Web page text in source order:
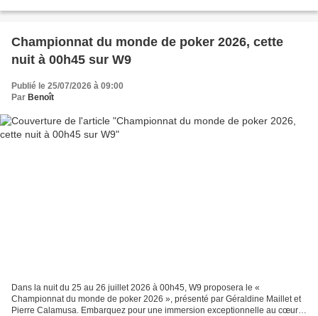
Championnat du monde de poker 2026, cette
nuit à 00h45 sur W9
Publié le 25/07/2026 à 09:00
Par Benoît
Dans la nuit du 25 au 26 juillet 2026 à 00h45, W9 proposera le «
Championnat du monde de poker 2026 », présenté par Géraldine Maillet et
Pierre Calamusa. Embarquez pour une immersion exceptionnelle au cœur